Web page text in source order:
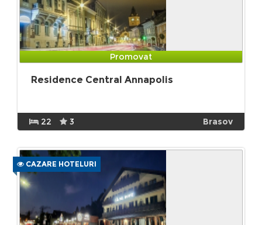
Promovat
Residence Central Annapolis
22 3 Brasov
CAZARE HOTELURI